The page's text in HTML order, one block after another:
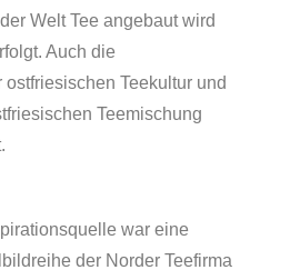
Welt Tee angebaut wird
Auch die
Teekultur und
Teemischung
war eine
der Norder Teefirma